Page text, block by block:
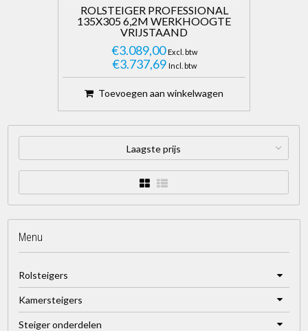
ROLSTEIGER PROFESSIONAL
135X305 6,2M WERKHOOGTE
VRIJSTAAND
€3.089,00 Excl. btw
€3.737,69 Incl. btw
Toevoegen aan winkelwagen
Laagste prijs
Menu
Rolsteigers
Kamersteigers
Steiger onderdelen